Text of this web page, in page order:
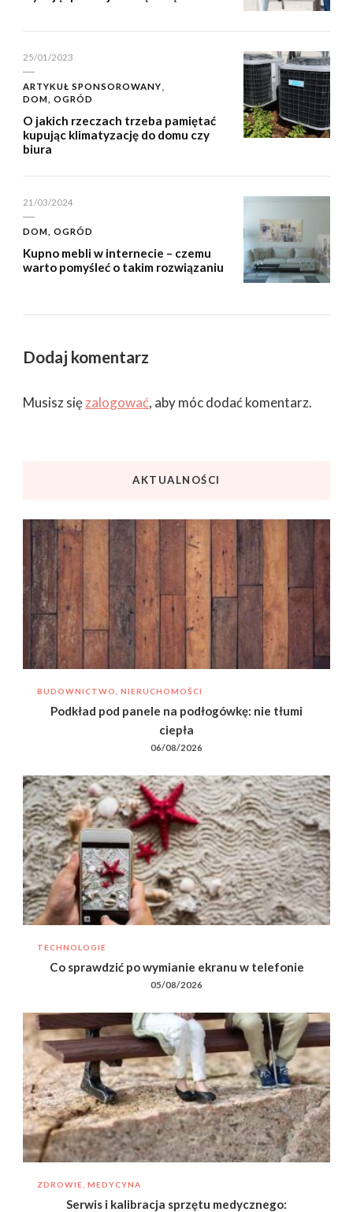
25/01/2023
ARTYKUŁ SPONSOROWANY
DOM, OGRÓD
O jakich rzeczach trzeba pamiętać
kupując klimatyzację do domu czy
biura
21/03/2024
DOM, OGRÓD
Kupno mebli w internecie – czemu
warto pomyśleć o takim rozwiązaniu
Dodaj komentarz
Musisz sięzalogować, aby móc dodać komentarz.
AKTUALNOŚCI
BUDOWNICTWO, NIERUCHOMOŚCI
Podkład pod panele na podłogówkę: nie tłumi
ciepła
06/08/2026
TECHNOLOGIE
Co sprawdzić po wymianie ekranu w telefonie
05/08/2026
ZDROWIE, MEDYCYNA
Serwis i kalibracja sprzętu medycznego: